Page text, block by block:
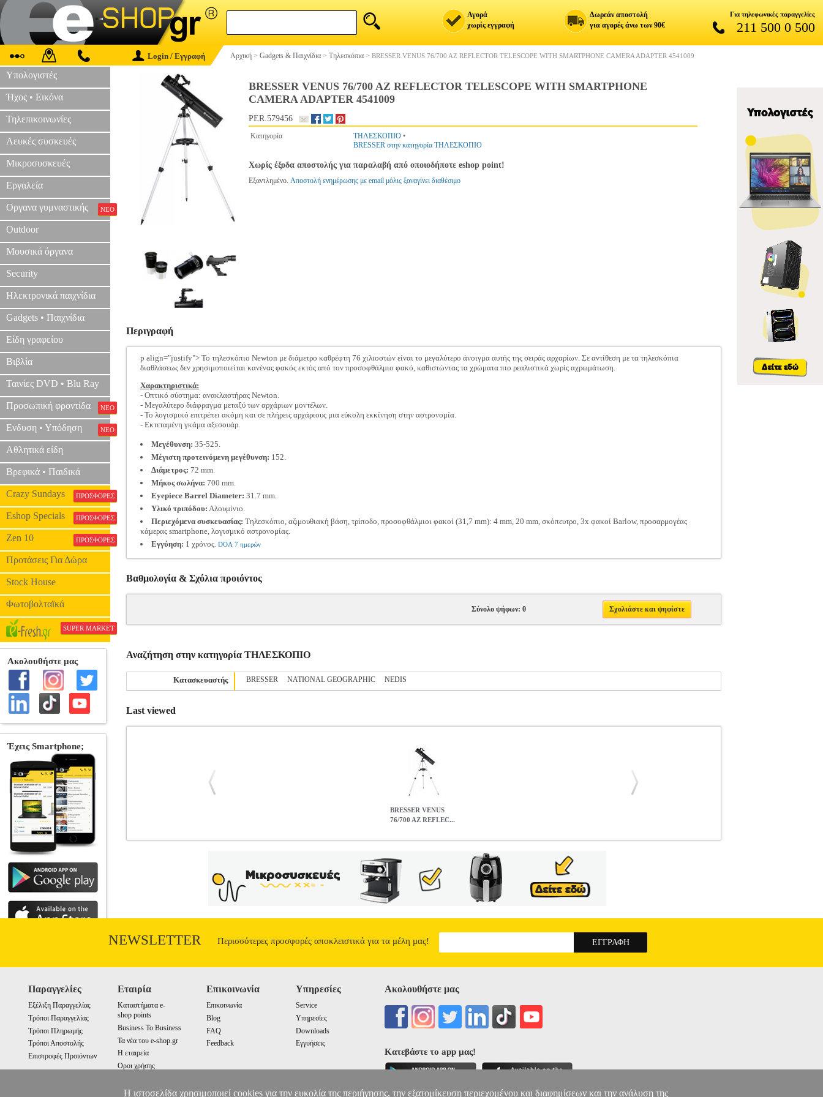
Αγορά
χωρίς εγγραφή
Δωρεάν αποστολή
για αγορές άνω των 90€
Για τηλεφωνικές παραγγελίες
211 500 0 500
Login / Εγγραφή Αρχική > Gadgets & Παιχνίδια > Τηλεσκόπια > BRESSER VENUS 76/700 AZ REFLECTOR TELESCOPE WITH SMARTPHONE CAMERA ADAPTER 4541009
Υπολογιστές
Ήχος • Εικόνα
Τηλεπικοινωνίες
Λευκές συσκευές
Μικροσυσκευές
Εργαλεία
Οργανα γυμναστικής ΝΕΟ
Outdoor
Μουσικά όργανα
Security
Ηλεκτρονικά παιχνίδια
Gadgets • Παιχνίδια
Είδη γραφείου
Βιβλία
Ταινίες DVD • Blu Ray
Προσωπική φροντίδα ΝΕΟ
Ενδυση • Υπόδηση ΝΕΟ
Αθλητικά είδη
Βρεφικά • Παιδικά
Crazy Sundays ΠΡΟΣΦΟΡΕΣ
Eshop Specials ΠΡΟΣΦΟΡΕΣ
Zen 10 ΠΡΟΣΦΟΡΕΣ
Προτάσεις Για Δώρα
Stock House
Φωτοβολταϊκά
SUPER MARKET
BRESSER VENUS 76/700 AZ REFLECTOR TELESCOPE WITH SMARTPHONE
CAMERA ADAPTER 4541009
PER.579456
Κατηγορία ΤΗΛΕΣΚΟΠΙΟ •
BRESSER στην κατηγορία ΤΗΛΕΣΚΟΠΙΟ
Χωρίς έξοδα αποστολής για παραλαβή από οποιοδήποτε eshop point!
Εξαντλημένο. Αποστολή ενημέρωσης με email μόλις ξαναγίνει διαθέσιμο
Περιγραφή
p align="justify"> Το τηλεσκόπιο Newton με διάμετρο καθρέφτη 76 χιλιοστών είναι το μεγαλύτερο άνοιγμα αυτής της σειράς αρχαρίων. Σε αντίθεση με τα τηλεσκόπια
διαθλάσεως δεν χρησιμοποιείται κανένας φακός εκτός από τον προσοφθάλμιο φακό, καθιστώντας τα χρώματα πιο ρεαλιστικά χωρίς αχρωμάτωση.
Χαρακτηριστικά:
- Οπτικό σύστημα: ανακλαστήρας Newton.
- Μεγαλύτερο διάφραγμα μεταξύ των αρχάριων μοντέλων.
- Το λογισμικό επιτρέπει ακόμη και σε πλήρεις αρχάριους μια εύκολη εκκίνηση στην αστρονομία.
- Εκτεταμένη γκάμα αξεσουάρ.
Μεγέθυνση: 35-525.
Μέγιστη προτεινόμενη μεγέθυνση: 152.
Διάμετρος: 72 mm.
Μήκος σωλήνα: 700 mm.
Eyepiece Barrel Diameter: 31.7 mm.
Υλικό τριπόδου: Αλουμίνιο.
Περιεχόμενα συσκευασίας: Τηλεσκόπιο, αζιμουθιακή βάση, τρίποδο, προσοφθάλμιοι φακοί (31,7 mm): 4 mm, 20 mm, σκόπευτρο, 3x φακοί Barlow, προσαρμογέας
κάμερας smartphone, λογισμικό αστρονομίας.
Εγγύηση: 1 χρόνος. DOA 7 ημερών
Βαθμολογία & Σχόλια προιόντος
Σύνολο ψήφων: 0 Σχολιάστε και ψηφίστε
Αναζήτηση στην κατηγορία ΤΗΛΕΣΚΟΠΙΟ
Κατασκευαστής BRESSER NATIONAL GEOGRAPHIC NEDIS
Last viewed
BRESSER VENUS
76/700 AZ REFLEC...
Κατηγορία: ΤΗΛΕΣΚΟΠΙΟ •BRESSER στην κατηγορία ΤΗΛΕΣΚΟΠΙΟ p align="justify"> Το τηλεσκόπιο Newton με διάμετρο
καθρέφτη 76 χιλιοστών είναι το μεγαλύτερο άνοιγμα αυτής της σειράς αρχαρίων. Σε αντίθεση με τα τηλεσκόπια διαθλάσεως δεν χρησιμοποιείται κανένας φακός
εκτός από τον προσοφθάλμιο φακό, καθιστώντας τα χρώματα πιο ρεαλιστικά χωρίς αχρωμάτωση. Χαρακτηριστικά: - Οπτικό σύστημα: ανακλαστήρας Newton. -
Μεγαλύτερο διάφραγμα μεταξύ των αρχάριων μοντέλων. - Το λογισμικό επιτρέπει ακόμη και σε πλήρεις αρχάριους μια εύκολη εκκίνηση στην αστρονομία. -
Εκτεταμένη γκάμα αξεσουάρ. • Μεγέθυνση: 35-525.• Μέγιστη προτεινόμενη μεγέθυνση: 152.• Διάμετρος: 72 mm.• Μήκος σωλήνα: 700 mm.• Eyepiece Barrel
VENUS 76/700 AZ REFLECTOR TELESCOPE WITH SMARTPHONE CAMERA ADAPTER 4541009
0
NEWSLETTER Περισσότερες προσφορές αποκλειστικά για τα μέλη μας!
Παραγγελίες
Εξέλιξη Παραγγελίας
Τρόποι Παραγγελίας
Τρόποι Πληρωμής
Τρόποι Αποστολής
Επιστροφές Προιόντων
Εταιρία
Καταστήματα e-
shop points
Business To Business
Τα νέα του e-shop.gr
Η εταιρεία
Οροι χρήσης
Επικοινωνία
Επικοινωνία
Blog
FAQ
Feedback
Υπηρεσίες
Service
Υπηρεσίες
Downloads
Εγγυήσεις
Ακολουθήστε μας
Κατεβάστε το app μας!
Η ιστοσελίδα χρησιμοποιεί cookies για την ευκολία της περιήγησης, την εξατομίκευση περιεχομένου και διαφημίσεων και την ανάλυση της